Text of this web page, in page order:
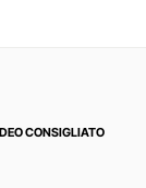
CONSIGLIATO